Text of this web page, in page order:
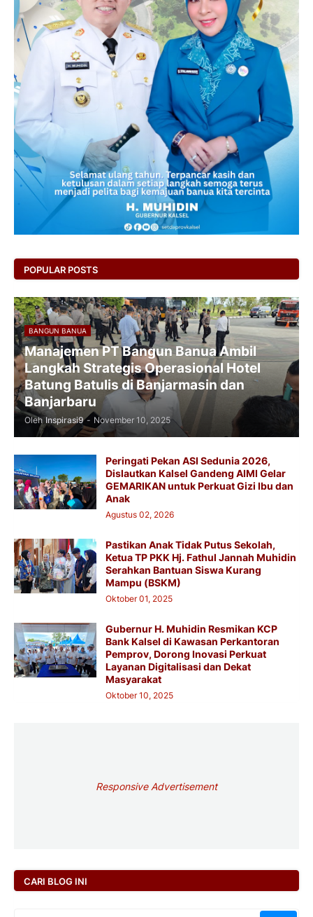
POPULAR POSTS
BANGUN BANUA
Manajemen PT Bangun Banua Ambil
Langkah Strategis Operasional Hotel
Batung Batulis di Banjarmasin dan
Banjarbaru
Oleh Inspirasi9 - November 10, 2025
Peringati Pekan ASI Sedunia 2026,
Dislautkan Kalsel Gandeng AIMI Gelar
GEMARIKAN untuk Perkuat Gizi Ibu dan
Anak
Agustus 02, 2026
Pastikan Anak Tidak Putus Sekolah,
Ketua TP PKK Hj. Fathul Jannah Muhidin
Serahkan Bantuan Siswa Kurang
Mampu (BSKM)
Oktober 01, 2025
Gubernur H. Muhidin Resmikan KCP
Bank Kalsel di Kawasan Perkantoran
Pemprov, Dorong Inovasi Perkuat
Layanan Digitalisasi dan Dekat
Masyarakat
Oktober 10, 2025
Responsive Advertisement
CARI BLOG INI